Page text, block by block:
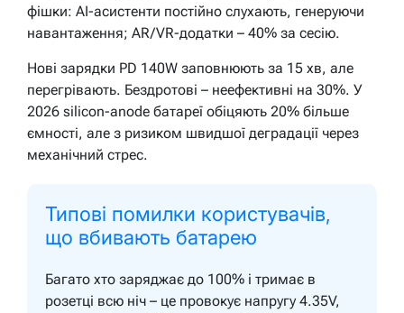
фішки: AI-асистенти постійно слухають, генеруючи
навантаження; AR/VR-додатки – 40% за сесію.
Нові зарядки PD 140W заповнюють за 15 хв, але
перегрівають. Бездротові – неефективні на 30%. У
2026 silicon-anode батареї обіцяють 20% більше
ємності, але з ризиком швидшої деградації через
механічний стрес.
Типові помилки користувачів,
що вбивають батарею
Багато хто заряджає до 100% і тримає в
розетці всю ніч – це провокує напругу 4.35V,